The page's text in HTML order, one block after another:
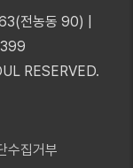
전농동 90) |
RESERVED.
수집거부